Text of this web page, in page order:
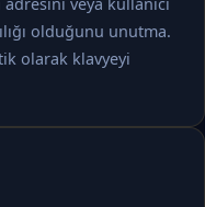
olduğunu unutma.
olarak klavyeyi